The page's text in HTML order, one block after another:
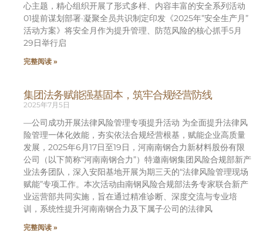
心主题，精心组织开展了形式多样、内容丰富的安全系列活动
01提前谋划部署·凝聚全员共识制定印发《2025年”安全生产月”
活动方案》将安全月作为提升管理、防范风险的核心抓手5月
29日举行启
完整阅读 »
集团法务赋能强基固本，筑牢合规经营防线
2025年7月5日
—公司成功开展法律风险管理专项提升活动 为全面提升法律风
险管理一体化效能，夯实依法合规经营根基，赋能企业高质量
发展，2025年6月17日至19日，河南南钢合力新材料股份有限
公司（以下简称“河南南钢合力”）特邀南钢集团风险合规部新产
业法务团队，深入安阳基地开展为期三天的“法律风险管理现场
赋能”专项工作。本次活动由南钢风险合规部法务专家联合新产
业运营部共同实施，旨在通过精准诊断、深度交流与专业培
训，系统性提升河南南钢合力及下属子公司的法律风
完整阅读 »